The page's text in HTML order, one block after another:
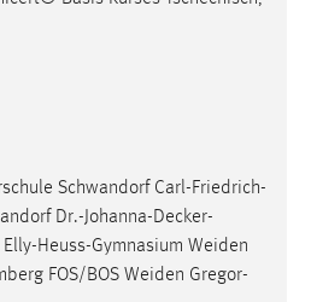
Schwandorf Carl-Friedrich-
Dr.-Johanna-Decker-
Elly-Heuss-Gymnasium Weiden
FOS/BOS Weiden Gregor-
mibew_locale, mibew-
nutzen zu können.